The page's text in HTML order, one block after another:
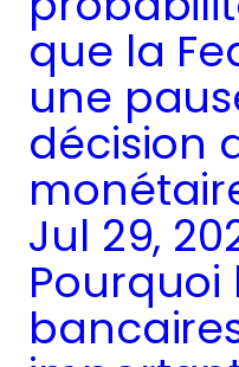
que la
une
décision
Jul 29,
Pourquoi